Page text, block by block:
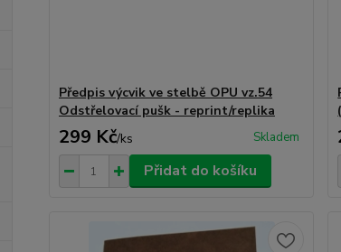
Předpis výcvik ve stelbě OPU vz.54
Odstřelovací pušk - reprint/replika
299 Kč/ks Skladem
Přidat do košíku